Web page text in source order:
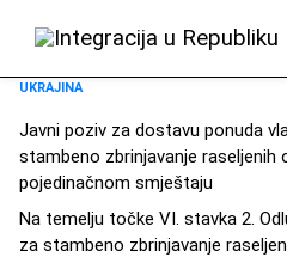
UKRAJINA
Javni poziv za dostavu ponuda
stambeno zbrinjavanje raseljenih
pojedinačnom smještaju
Na temelju točke VI. stavka 2.
za stambeno zbrinjavanje